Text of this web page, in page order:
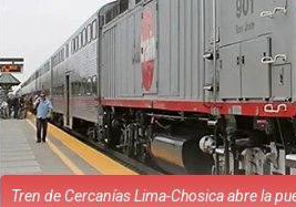
Tren de Cercanías Lima-Chosica abre la